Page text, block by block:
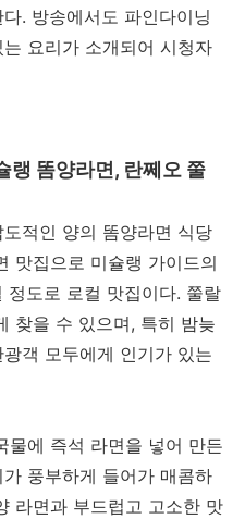
. 방송에서도 파인다이닝
요리가 소개되어 시청자
랭 똠양라면, 란쩨오 쭐
적인 양의 똠양라면 식당
맛집으로 미슐랭 가이드의
도로 로컬 맛집이다. 쭐랄
찾을 수 있으며, 특히 밤늦
객 모두에게 인기가 있는
물에 즉석 라면을 넣어 만든
풍부하게 들어가 매콤하
라면과 부드럽고 고소한 맛